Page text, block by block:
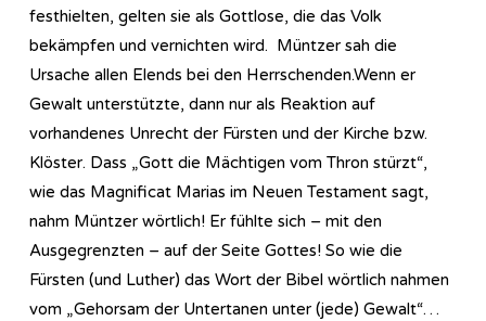
festhielten, gelten sie als Gottlose, die das Volk
bekämpfen und vernichten wird. Müntzer sah die
Ursache allen Elends bei den Herrschenden.Wenn er
Gewalt unterstützte, dann nur als Reaktion auf
vorhandenes Unrecht der Fürsten und der Kirche bzw.
Klöster. Dass „Gott die Mächtigen vom Thron stürzt“,
wie das Magnificat Marias im Neuen Testament sagt,
nahm Müntzer wörtlich! Er fühlte sich – mit den
Ausgegrenzten – auf der Seite Gottes! So wie die
Fürsten (und Luther) das Wort der Bibel wörtlich nahmen
vom „Gehorsam der Untertanen unter (jede) Gewalt“…